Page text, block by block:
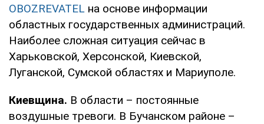
OBOZREVATEL на основе информации
областных государственных администраций.
Наиболее сложная ситуация сейчас в
Харьковской, Херсонской, Киевской,
Луганской, Сумской областях и Мариуполе.
Киевщина. В области – постоянные
воздушные тревоги. В Бучанском районе –